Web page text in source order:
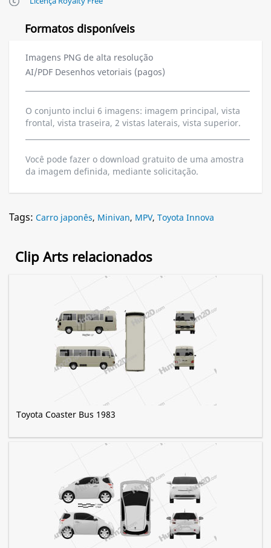
Formatos disponíveis
Imagens PNG de alta resolução
AI/PDF Desenhos vetoriais (pagos)
O conjunto inclui 6 imagens: imagem principal, vista
frontal, vista traseira, 2 vistas laterais, vista superior.
Você pode fazer o download gratuito de uma amostra
da imagem definida, mediante solicitação.
Tags: Carro japonês, Minivan, MPV, Toyota Innova
Clip Arts relacionados
Toyota Coaster Bus 1983